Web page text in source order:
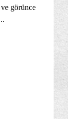
ve görünce